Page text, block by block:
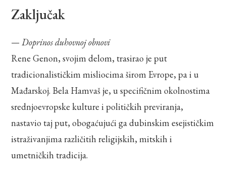
Zaključak
—Doprinos duhovnoj obnovi
Rene Genon, svojim delom, trasirao je put
tradicionalističkim misliocima širom Evrope, pa i u
Mađarskoj. Bela Hamvaš je, u specifičnim okolnostima
srednjoevropske kulture i političkih previranja,
nastavio taj put, obogaćujući ga dubinskim esejističkim
istraživanjima različitih religijskih, mitskih i
umetničkih tradicija.